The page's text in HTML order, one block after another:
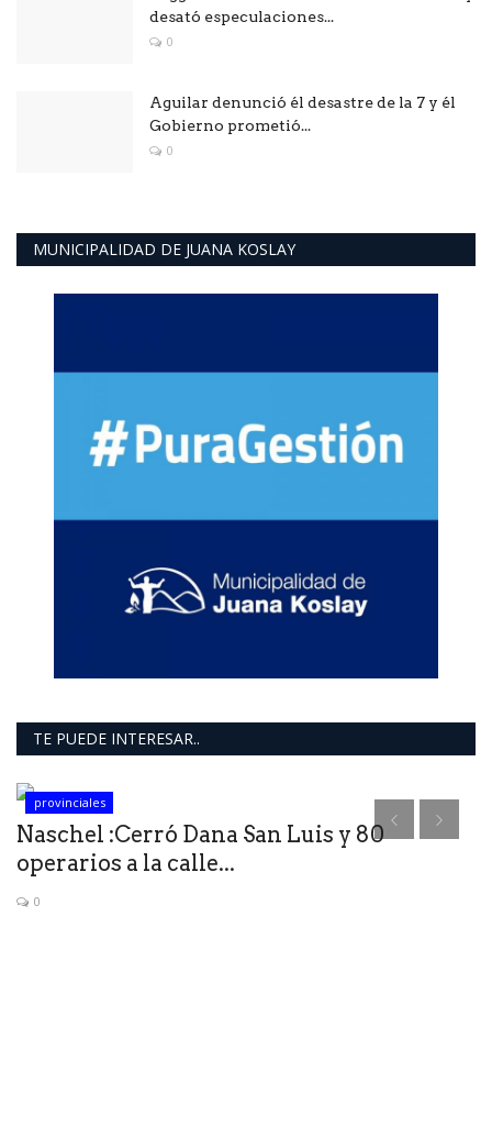
desató especulaciones...
0
Aguilar denunció él desastre de la 7 y él
Gobierno prometió...
0
MUNICIPALIDAD DE JUANA KOSLAY
TE PUEDE INTERESAR..
provinciales
Naschel :Cerró Dana San Luis y 80
operarios a la calle...
0